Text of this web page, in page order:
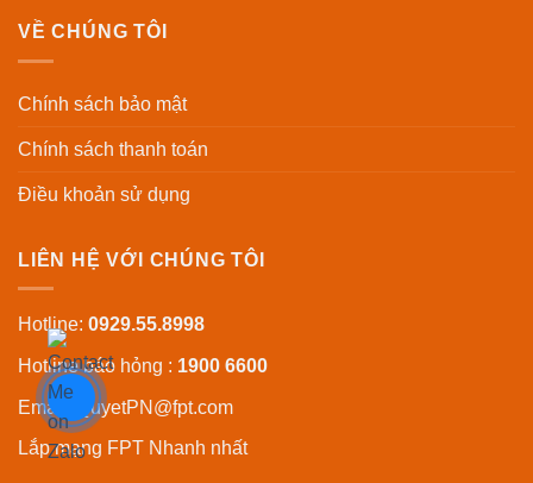
VỀ CHÚNG TÔI
Chính sách bảo mật
Chính sách thanh toán
Điều khoản sử dụng
LIÊN HỆ VỚI CHÚNG TÔI
Hotline: 0929.55.8998
Hotline báo hỏng : 1900 6600
Email: QuyetPN@fpt.com
Lắp mạng FPT Nhanh nhất